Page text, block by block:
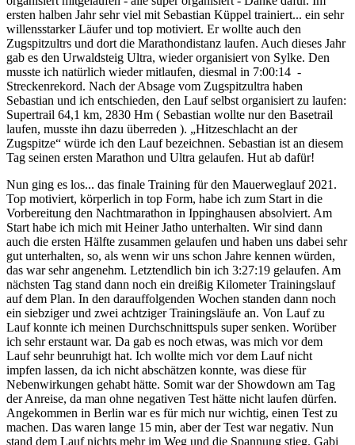
ersten halben Jahr sehr viel mit Sebastian Küppel trainiert... ein sehr
willensstarker Läufer und top motiviert. Er wollte auch den
Zugspitzultrs und dort die Marathondistanz laufen. Auch dieses Jahr
gab es den Urwaldsteig Ultra, wieder organisiert von Sylke. Den
musste ich natürlich wieder mitlaufen, diesmal in 7:00:14 -
Streckenrekord. Nach der Absage vom Zugspitzultra haben
Sebastian und ich entschieden, den Lauf selbst organisiert zu laufen:
Supertrail 64,1 km, 2830 Hm ( Sebastian wollte nur den Basetrail
laufen, musste ihn dazu überreden ). „Hitzeschlacht an der
Zugspitze“ würde ich den Lauf bezeichnen. Sebastian ist an diesem
Tag seinen ersten Marathon und Ultra gelaufen. Hut ab dafür!
Nun ging es los... das finale Training für den Mauerweglauf 2021.
Top motiviert, körperlich in top Form, habe ich zum Start in die
Vorbereitung den Nachtmarathon in Ippinghausen absolviert. Am
Start habe ich mich mit Heiner Jatho unterhalten. Wir sind dann
auch die ersten Hälfte zusammen gelaufen und haben uns dabei sehr
gut unterhalten, so, als wenn wir uns schon Jahre kennen würden,
das war sehr angenehm. Letztendlich bin ich 3:27:19 gelaufen. Am
nächsten Tag stand dann noch ein dreißig Kilometer Trainingslauf
auf dem Plan. In den darauffolgenden Wochen standen dann noch
ein siebziger und zwei achtziger Trainingsläufe an. Von Lauf zu
Lauf konnte ich meinen Durchschnittspuls super senken. Worüber
ich sehr erstaunt war. Da gab es noch etwas, was mich vor dem
Lauf sehr beunruhigt hat. Ich wollte mich vor dem Lauf nicht
impfen lassen, da ich nicht abschätzen konnte, was diese für
Nebenwirkungen gehabt hätte. Somit war der Showdown am Tag
der Anreise, da man ohne negativen Test hätte nicht laufen dürfen.
Angekommen in Berlin war es für mich nur wichtig, einen Test zu
machen. Das waren lange 15 min, aber der Test war negativ. Nun
stand dem Lauf nichts mehr im Weg und die Spannung stieg. Gabi